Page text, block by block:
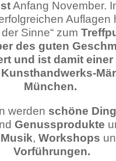
Anfang November.
Auflagen
Sinne“ zum
des guten
und ist damit einer
München.
werden schöne
Genussprodukte
Musik, Workshops
Vorführungen.